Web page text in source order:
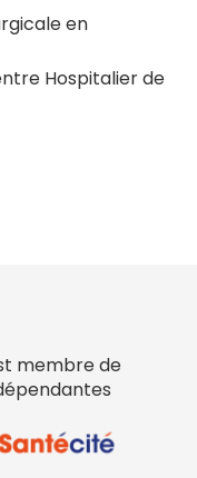
en
Hospitalier de
membre de